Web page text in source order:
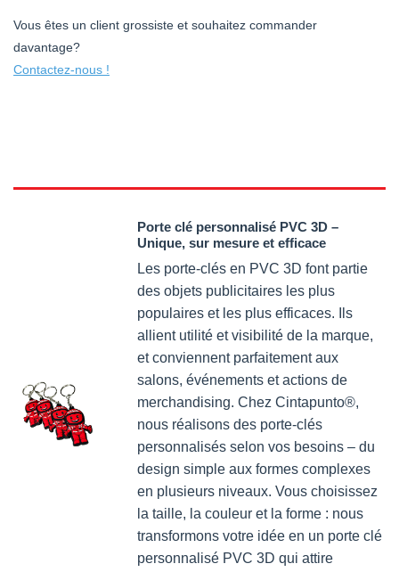
Vous êtes un client grossiste et souhaitez commander
davantage?
Contactez-nous !
Porte clé personnalisé PVC 3D –
Unique, sur mesure et efficace
Les porte-clés en PVC 3D font partie
des objets publicitaires les plus
populaires et les plus efficaces. Ils
allient utilité et visibilité de la marque,
et conviennent parfaitement aux
salons, événements et actions de
merchandising. Chez Cintapunto®,
nous réalisons des porte-clés
personnalisés selon vos besoins – du
design simple aux formes complexes
en plusieurs niveaux. Vous choisissez
la taille, la couleur et la forme : nous
transformons votre idée en un porte clé
personnalisé PVC 3D qui attire